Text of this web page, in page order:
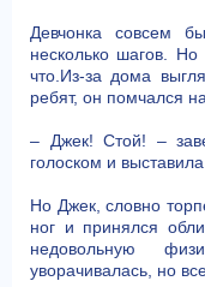
Девчонка совсем
несколько шагов.
что.Из-за дома
ребят, он помчался
– Джек! Стой! –
голоском и
Но Джек, словно
ног и принялся
недовольную
уворачивалась, но